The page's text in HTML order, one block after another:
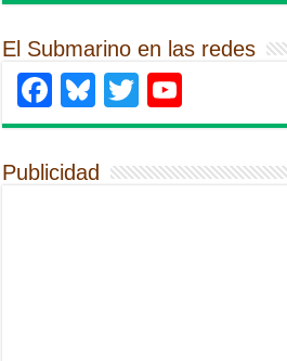
El Submarino en las redes
Facebook
Bluesky
Twitter
Publicidad